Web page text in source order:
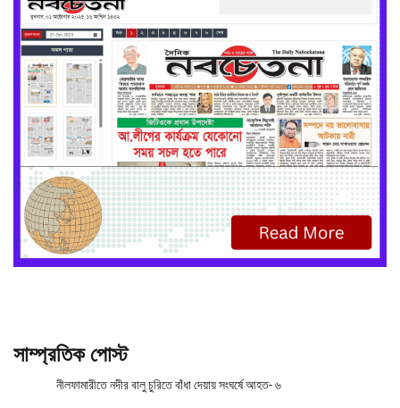
সাম্প্রতিক পোস্ট
নীলফামারীতে নদীর বালু চুরিতে বাঁধা দেয়ায় সংঘর্ষে আহত- ৬